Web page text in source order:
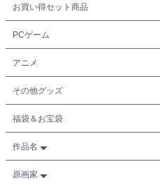
お買い得セット商品
PCゲーム
アニメ
その他グッズ
福袋＆お宝袋
作品名
原画家